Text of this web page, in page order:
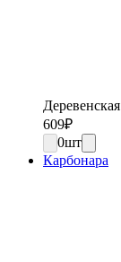
Деревенская
609₽
0шт
Карбонара